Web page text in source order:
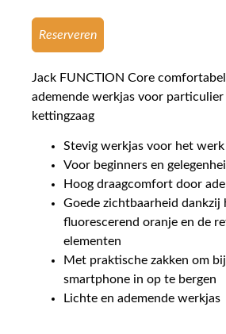
Reserveren
Jack FUNCTION Core
ademende werkjas voor
kettingzaag
Stevig werkjas voor het
Voor beginners en
Hoog draagcomfort door
Goede zichtbaarheid dankzij
fluorescerend oranje en de
elementen
Met praktische zakken om
smartphone in op te bergen
Lichte en ademende werkjas